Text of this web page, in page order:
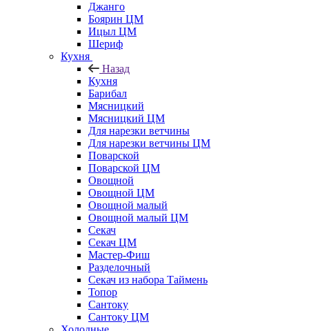
Джанго
Боярин ЦМ
Ицыл ЦМ
Шериф
Кухня
Назад
Кухня
Барибал
Мясницкий
Мясницкий ЦМ
Для нарезки ветчины
Для нарезки ветчины ЦМ
Поварской
Поварской ЦМ
Овощной
Овощной ЦМ
Овощной малый
Овощной малый ЦМ
Секач
Секач ЦМ
Мастер-Фиш
Разделочный
Секач из набора Таймень
Топор
Сантоку
Сантоку ЦМ